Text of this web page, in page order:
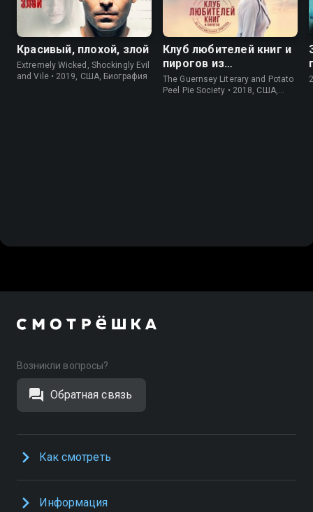
Красивый, плохой, злой
Extremely Wicked, Shockingly Evil
and Vile • 2019, США, Биография
Клуб любителей книг и
пирогов из
картофельных
очистков
The Guernsey Literary and Potato
Peel Pie Society • 2018, США,
Возникли вопросы?
Обратная связь
Как смотреть
Информация